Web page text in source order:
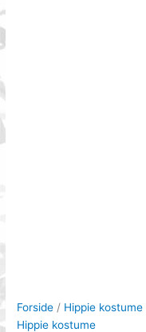
Forside / Hippie kostume
Hippie kostume